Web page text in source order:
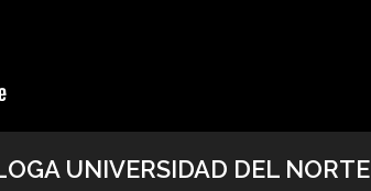
UNIVERSIDAD DEL NORTE